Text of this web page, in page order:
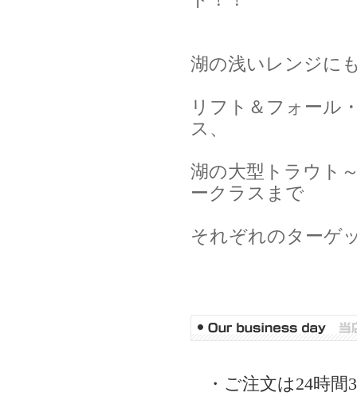
湖の浅いレンジに
リフト＆フォール
ス、
湖の大型トラウト
ークラスまで
それぞれのターゲ
・ご注文は24時